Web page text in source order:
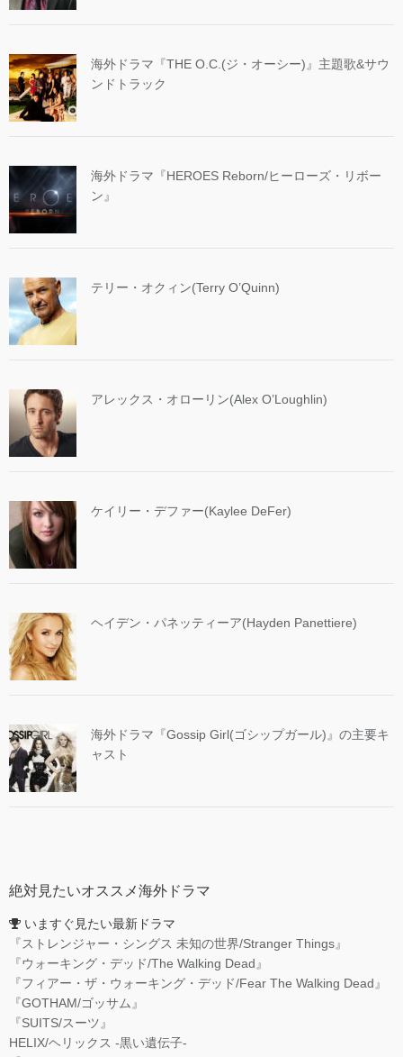
海外ドラマ『THE O.C.(ジ・オーシー)』主題歌&サウ
ンドトラック
海外ドラマ『HEROES Reborn/ヒーローズ・リボー
ン』
テリー・オクィン(Terry O’Quinn)
アレックス・オローリン(Alex O’Loughlin)
ケイリー・デファー(Kaylee DeFer)
ヘイデン・パネッティーア(Hayden Panettiere)
海外ドラマ『Gossip Girl(ゴシップガール)』の主要キ
ャスト
絶対見たいオススメ海外ドラマ
いますぐ見たい最新ドラマ
『ストレンジャー・シングス 未知の世界/Stranger Things』
『ウォーキング・デッド/The Walking Dead』
『フィアー・ザ・ウォーキング・デッド/Fear The Walking Dead』
『GOTHAM/ゴッサム』
『SUITS/スーツ』
HELIX/ヘリックス -黒い遺伝子-